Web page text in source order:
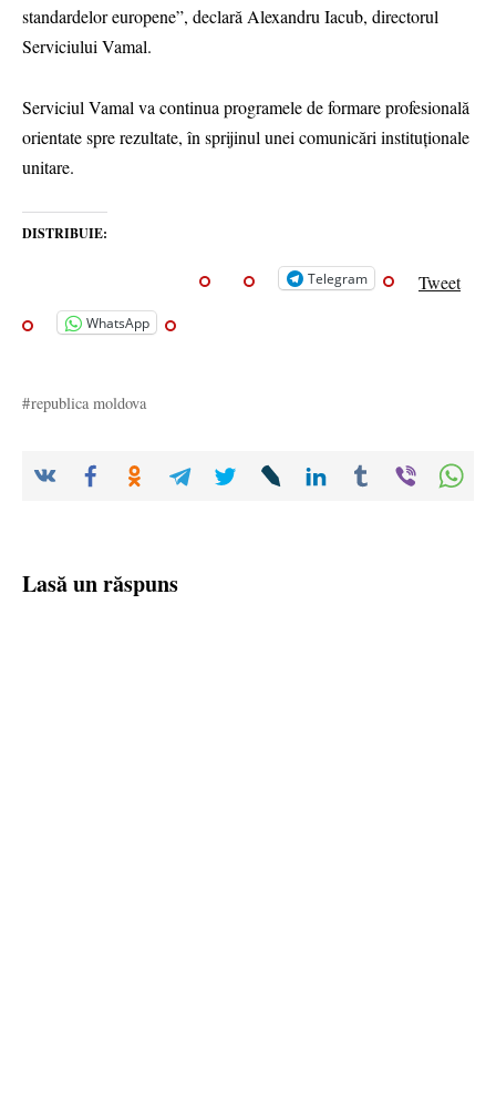
standardelor europene”, declară Alexandru Iacub, directorul
Serviciului Vamal.
Serviciul Vamal va continua programele de formare profesională
orientate spre rezultate, în sprijinul unei comunicări instituționale
unitare.
DISTRIBUIE:
Telegram Tweet
WhatsApp
republica moldova
Lasă un răspuns